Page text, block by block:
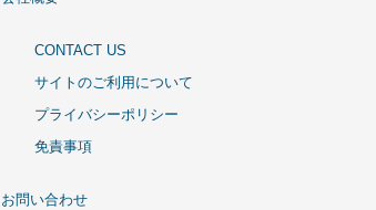
CONTACT US
サイトのご利用について
プライバシーポリシー
免責事項
お問い合わせ